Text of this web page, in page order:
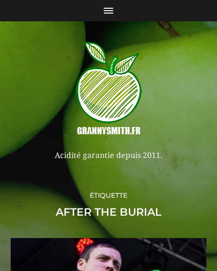
Acidité garantie depuis 2011.
ÉTIQUETTE
AFTER THE BURIAL